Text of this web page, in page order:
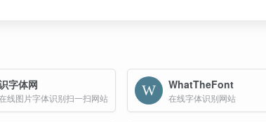
字体网
线图片字体识别扫一扫网站
WhatTheFont
在线字体识别网站